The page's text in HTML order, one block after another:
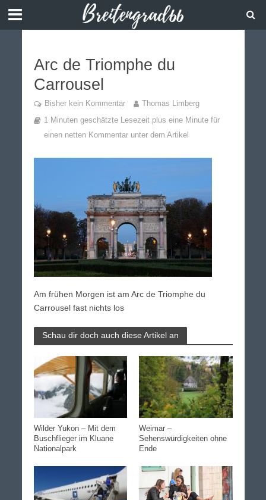
Arc de Triomphe du
Carrousel
Bisher kein Kommentar
Thomas Limberg
1 Minuten geschätzte Lesezeit plus eine Minute für
einen netten Kommentar unter dem Artikel
Am frühen Morgen ist am Arc de Triomphe du
Carrousel fast nichts los
Schau dir doch auch diese Artikel an
Wilder Yukon – Mit dem
Buschflieger im Kluane
Nationalpark
Weimar –
Sehenswürdigkeiten ohne
Ende